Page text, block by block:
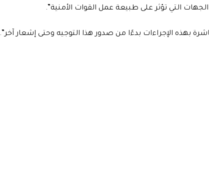
التي تؤثر على طبيعة عمل القوات الأمنية”.
بهذه الإجراءات بدءًا من صدور هذا التوجيه وحتى إشعار آخر”.